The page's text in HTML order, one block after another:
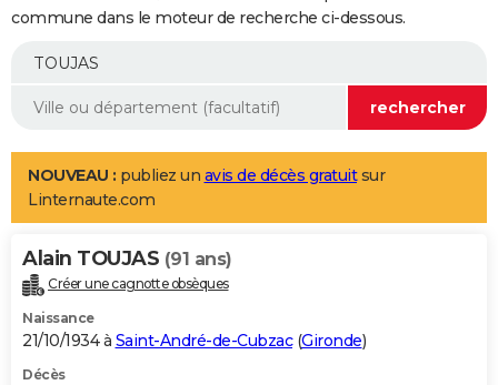
Essais
Réserver un essai
Citadines
Berlines
SUV
Forum auto
+
Mobiles
Meilleur smartphone
Internet
Ordinateurs
Jeux vidéo
Guide high-tech
Aménagement intérieur
LIFESTYLE
Art de vivre
Bien-être
Loisirs
Mode
Modes de vie
Alimentation
Guide de la santé
Maladies
Médicaments
Sommeil
VOYAGE
Destinations
City break
Voyage nature
Voyage de noces
Forum
Climat
+PHOTO
GUIDES D'ACHAT
commune dans le moteur de recherche ci-dessous.
NOUVEAU : publiez un avis de décès gratuitsur
Linternaute.com
Alain TOUJAS (91 ans)
Créer une cagnotte obsèques
Naissance
21/10/1934 à Saint-André-de-Cubzac(Gironde)
Décès